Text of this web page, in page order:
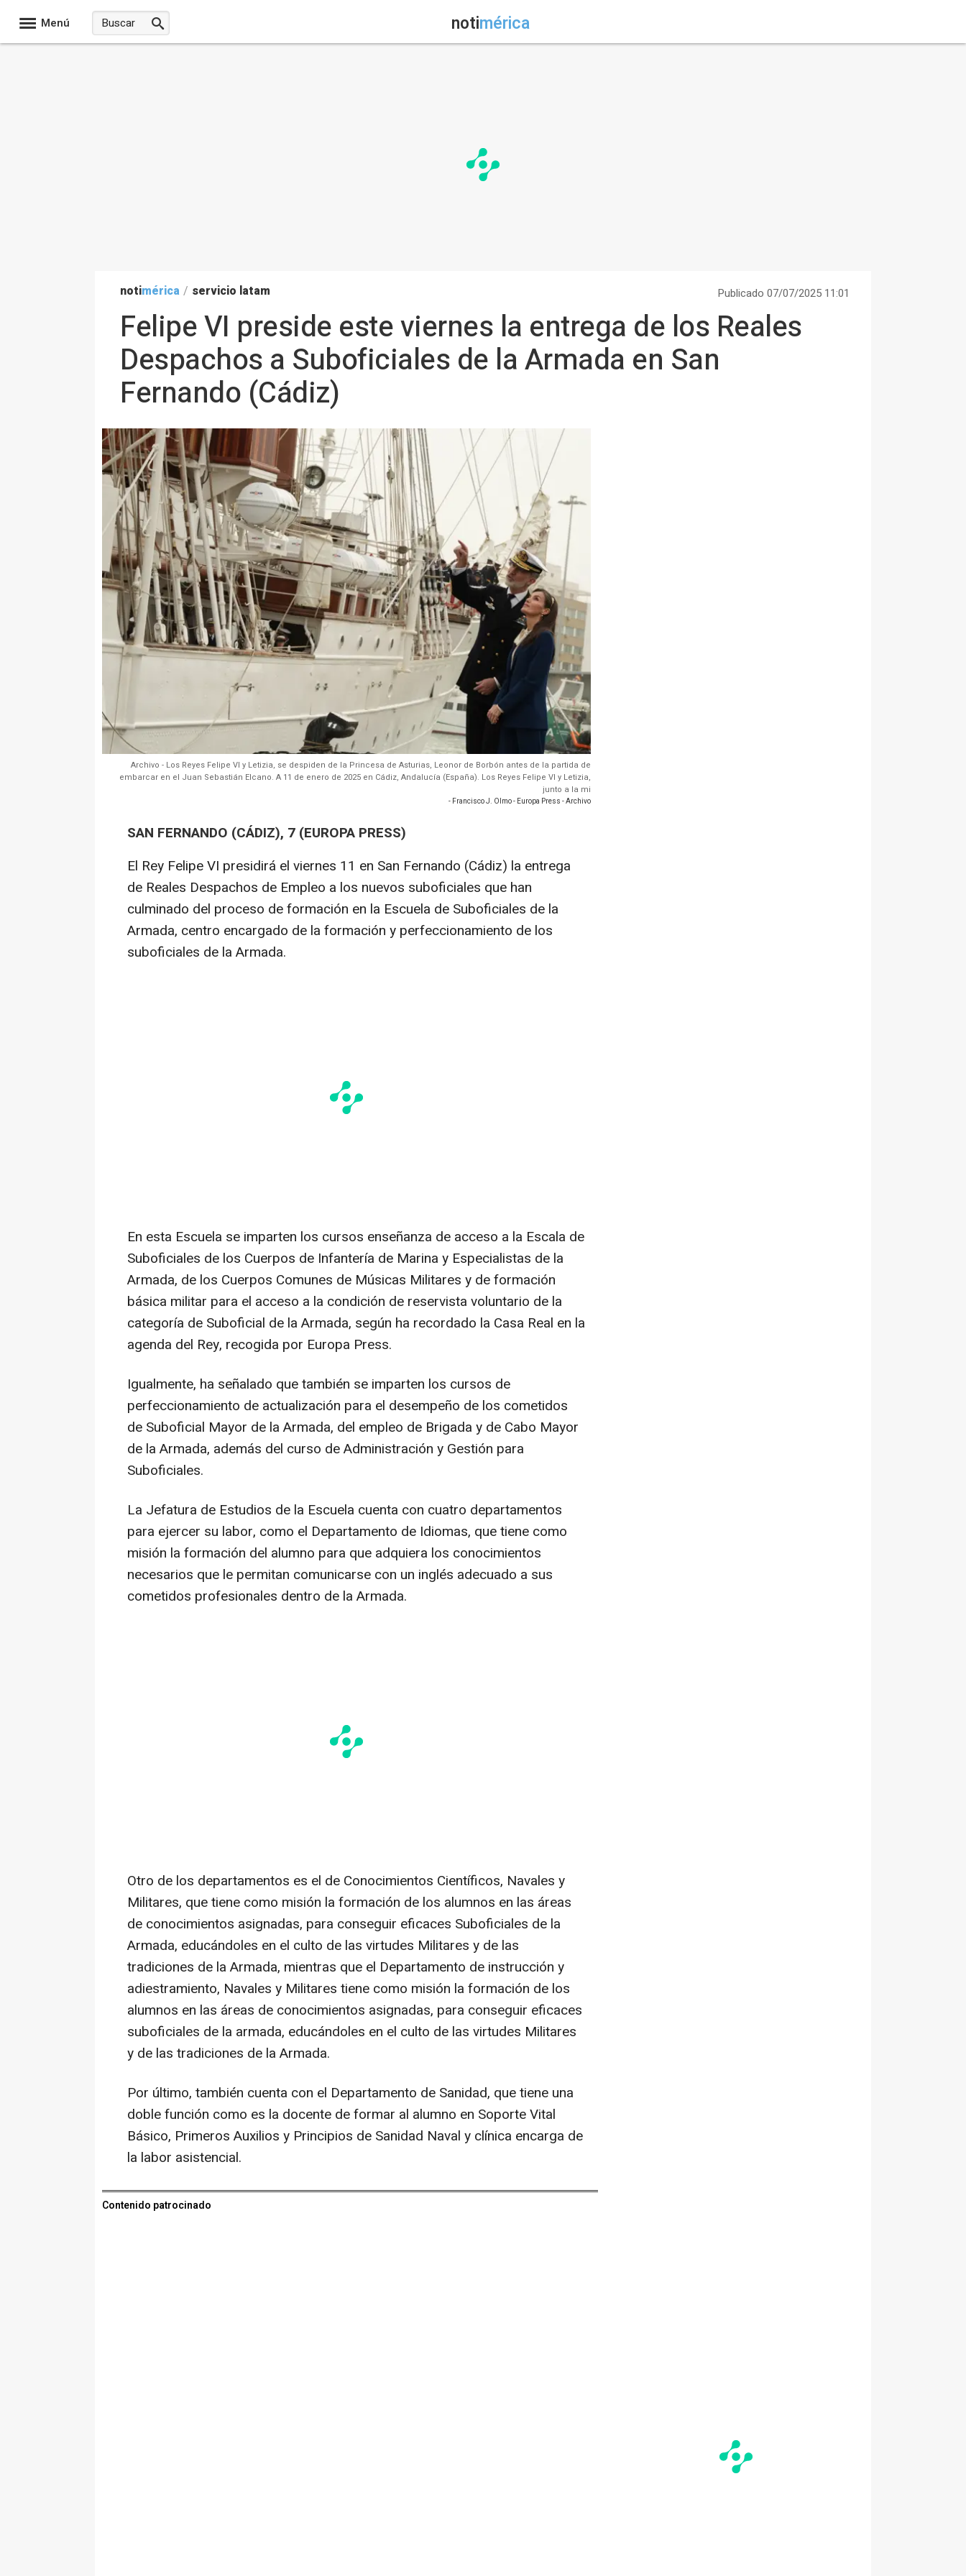
Menú notimérica
notimérica / servicio latam Publicado 07/07/2025 11:01
Felipe VI preside este viernes la entrega de los Reales
Despachos a Suboficiales de la Armada en San
Fernando (Cádiz)
Archivo - Los Reyes Felipe VI y Letizia, se despiden de la Princesa de Asturias, Leonor de Borbón antes de la partida de
embarcar en el Juan Sebastián Elcano. A 11 de enero de 2025 en Cádiz, Andalucía (España). Los Reyes Felipe VI y Letizia,
junto a la mi
- Francisco J. Olmo - Europa Press - Archivo
SAN FERNANDO (CÁDIZ), 7 (EUROPA PRESS)
El Rey Felipe VI presidirá el viernes 11 en San Fernando (Cádiz) la entrega
de Reales Despachos de Empleo a los nuevos suboficiales que han
culminado del proceso de formación en la Escuela de Suboficiales de la
Armada, centro encargado de la formación y perfeccionamiento de los
suboficiales de la Armada.
En esta Escuela se imparten los cursos enseñanza de acceso a la Escala de
Suboficiales de los Cuerpos de Infantería de Marina y Especialistas de la
Armada, de los Cuerpos Comunes de Músicas Militares y de formación
básica militar para el acceso a la condición de reservista voluntario de la
categoría de Suboficial de la Armada, según ha recordado la Casa Real en la
agenda del Rey, recogida por Europa Press.
Igualmente, ha señalado que también se imparten los cursos de
perfeccionamiento de actualización para el desempeño de los cometidos
de Suboficial Mayor de la Armada, del empleo de Brigada y de Cabo Mayor
de la Armada, además del curso de Administración y Gestión para
Suboficiales.
La Jefatura de Estudios de la Escuela cuenta con cuatro departamentos
para ejercer su labor, como el Departamento de Idiomas, que tiene como
misión la formación del alumno para que adquiera los conocimientos
necesarios que le permitan comunicarse con un inglés adecuado a sus
cometidos profesionales dentro de la Armada.
Otro de los departamentos es el de Conocimientos Científicos, Navales y
Militares, que tiene como misión la formación de los alumnos en las áreas
de conocimientos asignadas, para conseguir eficaces Suboficiales de la
Armada, educándoles en el culto de las virtudes Militares y de las
tradiciones de la Armada, mientras que el Departamento de instrucción y
adiestramiento, Navales y Militares tiene como misión la formación de los
alumnos en las áreas de conocimientos asignadas, para conseguir eficaces
suboficiales de la armada, educándoles en el culto de las virtudes Militares
y de las tradiciones de la Armada.
Por último, también cuenta con el Departamento de Sanidad, que tiene una
doble función como es la docente de formar al alumno en Soporte Vital
Básico, Primeros Auxilios y Principios de Sanidad Naval y clínica encarga de
la labor asistencial.
Contenido patrocinado